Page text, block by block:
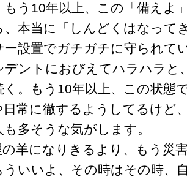
もう10年以上、この「備えよ
、本当に「しんどくはなって
ー設置でガチガチに守られて
デントにおびえてハラハラと
く。もう10年以上、この状態
日常に徹するようしてるけど
多そうな気がします。
の羊になりきるより、もう災
ういいよ、その時はその時、